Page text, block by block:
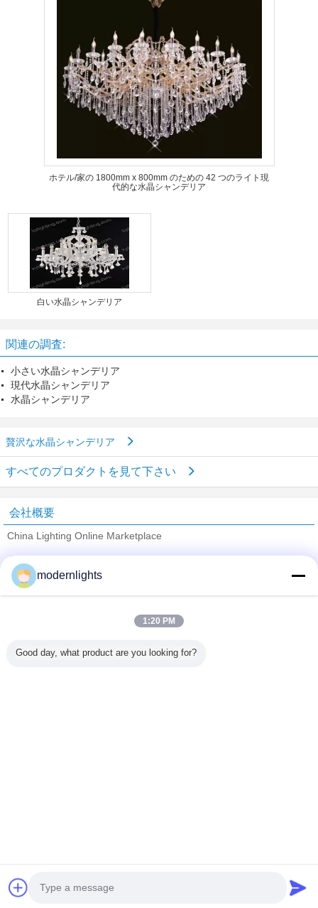
ホテル/家の 1800mm x 800mm のための 42 つのライト現
代的な水晶シャンデリア
白い水晶シャンデリア
関連の調査:
小さい水晶シャンデリア
現代水晶シャンデリア
水晶シャンデリア
贅沢な水晶シャンデリア
すべてのプロダクトを見て下さい
会社概要
China Lighting Online Marketplace
Trust Seal
Verified Suplier
すべての製品
Developed by
modernlights
1:20 PM
Good day, what product are you looking for?